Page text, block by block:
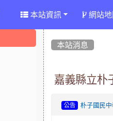
本站資訊 網站地
本站消息
嘉義縣立朴
公告 朴子國民中